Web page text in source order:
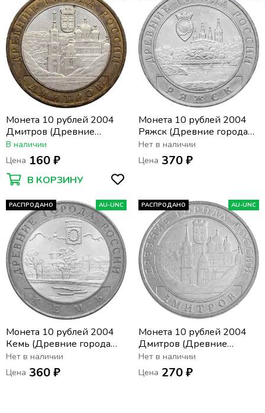
Монета 10 рублей 2004
Дмитров (Древние
города России)
В наличии
Цена 160 ₽
В КОРЗИНУ
Монета 10 рублей 2004
Ряжск (Древние города
России), мешковая
сохранность
Нет в наличии
Цена 370 ₽
РАСПРОДАНО AU-UNC
Монета 10 рублей 2004
Кемь (Древние города
России), мешковая
сохранность
Нет в наличии
Цена 360 ₽
РАСПРОДАНО AU-UNC
Монета 10 рублей 2004
Дмитров (Древние
города России), мешковая
сохранность
Нет в наличии
Цена 270 ₽